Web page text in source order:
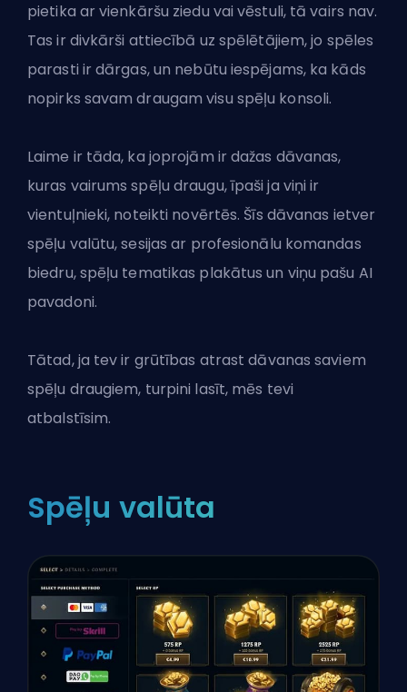
pietika ar vienkāršu ziedu vai vēstuli, tā vairs nav.
Tas ir divkārši attiecībā uz spēlētājiem, jo spēles
parasti ir dārgas, un nebūtu iespējams, ka kāds
nopirks savam draugam visu spēļu konsoli.
Laime ir tāda, ka joprojām ir dažas dāvanas,
kuras vairums spēļu draugu, īpaši ja viņi ir
vientuļnieki, noteikti novērtēs. Šīs dāvanas ietver
spēļu valūtu, sesijas ar profesionālu komandas
biedru, spēļu tematikas plakātus un viņu pašu AI
pavadoni.
Tātad, ja tev ir grūtības atrast dāvanas saviem
spēļu draugiem, turpini lasīt, mēs tevi
atbalstīsim.
Spēļu valūta